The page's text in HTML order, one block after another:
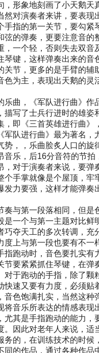
形象地刻画了小天鹅天
对演奏者来讲，要表现
指的第一关节，要勾紧
的弹奏，更要注意音的
一个轻，否则失去双音
键，这样弹奏出来的音
节，更多的是手臂的辅
为主，表现出天鹅的灵
曲，《军队进行曲》作
写了士兵行进时的雄姿
即《三首英雄进行曲》
军队进行曲》最为著名，
，，乐曲脍炙人口的旋
乐，后16分音符的节拍
对于演奏者来说，要弹
手掌就像是个屋顶，牢
力要强，这样才能弹奏
与第一段落相同，但是
一个与第一主题对比鲜
夺天工的多次转调，充
上与第一段也要有不一
跑动时，音色要扎实有
要紧紧抓住琴键，在弹
于跑动的手指，除了颗
速又要有力度，必须贴
色饱满扎实，当然这种
音乐所表达的情感表现
其是手指跑动的能力，
因此对老年人来说，适
的，在训练技术的时候
的作品，通过各种作品